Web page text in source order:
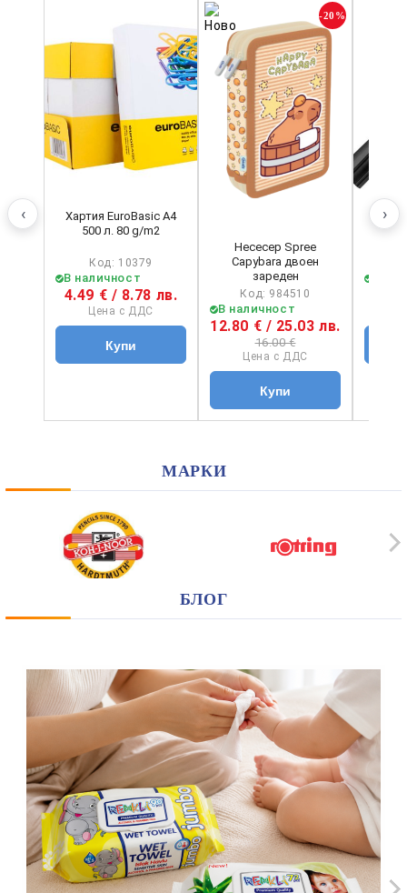
Хартия EuroBasic А4
500 л. 80 g/m2
Код: 10379
В наличност
4.49 € / 8.78 лв.
Цена с ДДС
-20%
Несесер Spree
Capybara двоен
зареден
Код: 984510
В наличност
12.80 € / 25.03 лв.
16.00 €
Цена с ДДС
‹ ›
МАРКИ
БЛОГ